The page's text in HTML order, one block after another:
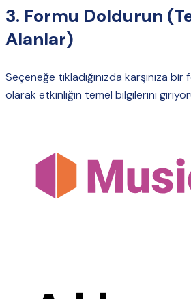
3. Formu Doldurun
Alanlar)
Seçeneğe tıkladığınızda karşınıza bir
olarak etkinliğin temel bilgilerini